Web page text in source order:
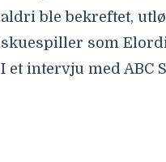
aldri ble bekreftet,
skuespiller som
I et intervju med ABC